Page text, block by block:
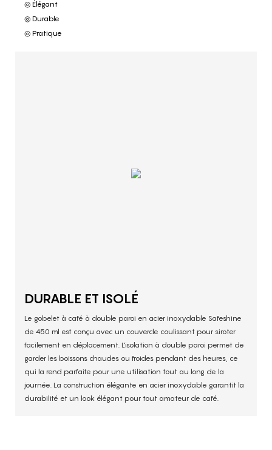
◎ Élégant
◎ Durable
◎ Pratique
DURABLE ET ISOLÉ
Le gobelet à café à double paroi en acier inoxydable Safeshine
de 450 ml est conçu avec un couvercle coulissant pour siroter
facilement en déplacement. L'isolation à double paroi permet de
garder les boissons chaudes ou froides pendant des heures, ce
qui la rend parfaite pour une utilisation tout au long de la
journée. La construction élégante en acier inoxydable garantit la
durabilité et un look élégant pour tout amateur de café.